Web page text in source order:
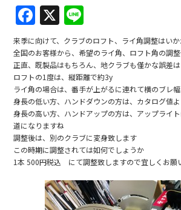
F
a
c
e
b
o
o
k
X
n
e
来季に向けて、クラブのロフト、ライ角調整はい
全国のお客様から、希望のライ角、ロフト角の調整
正直、既製品はもちろん、地クラブも僅かな誤差は
ロフトの1度は、縦距離で約3y
ライ角の場合は、番手が上がるに連れて横のブレ
身長の低い方、ハンドダウンの方は、カタログ値
身長の高い方、ハンドアップの方は、アップライ
道になりますね
調整後は、別のクラブに変身致します
この時期に調整されては如何でしょうか
1本 500円税込 にて調整致しますので宜しくお願